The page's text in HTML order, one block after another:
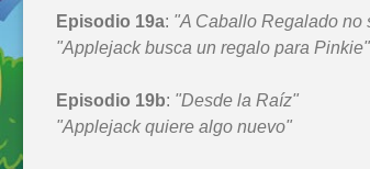
Episodio 19a: "A Caballo Regalado no
"Applejack busca un regalo para Pinkie"
Episodio 19b: "Desde la Raíz"
"Applejack quiere algo nuevo"